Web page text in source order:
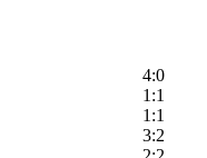
4:0
1:1
1:1
3:2